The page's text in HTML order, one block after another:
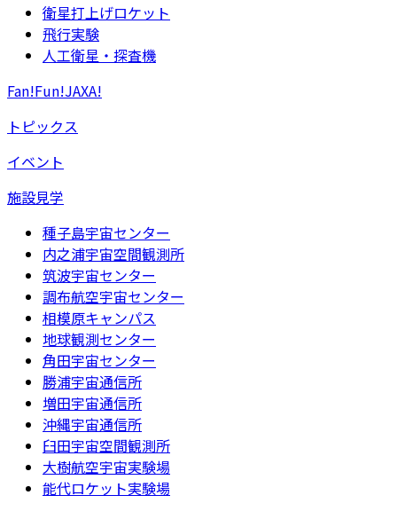
衛星打上げロケット
飛行実験
人工衛星・探査機
Fan!Fun!JAXA!
トピックス
イベント
施設見学
種子島宇宙センター
内之浦宇宙空間観測所
筑波宇宙センター
調布航空宇宙センター
相模原キャンパス
地球観測センター
角田宇宙センター
勝浦宇宙通信所
増田宇宙通信所
沖縄宇宙通信所
臼田宇宙空間観測所
大樹航空宇宙実験場
能代ロケット実験場